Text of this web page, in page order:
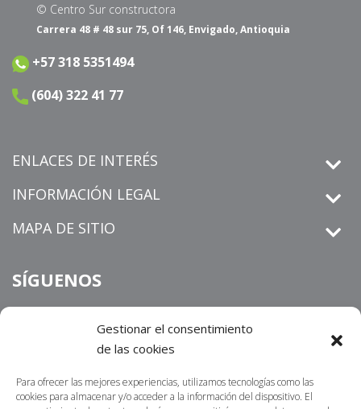
Gestionar el consentimiento
de las cookies
Para ofrecer las mejores experiencias, utilizamos tecnologías como las
cookies para almacenar y/o acceder a la información del dispositivo. El
© Centro Sur constructora
Carrera 48 # 48 sur 75, Of 146, Envigado, Antioquia
+57 318 5351494
(604) 322 41 77
ENLACES DE INTERÉS
INFORMACIÓN LEGAL
MAPA DE SITIO
SÍGUENOS
Informamos que losderechos de petición
radicados por un medio distinto al establecido en nuestra sitio
webhttps://centrosur.co/clientes/,La dirección